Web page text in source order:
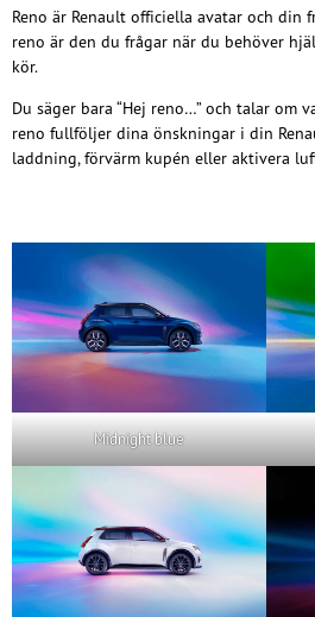
Reno är Renault officiella avatar och din
reno är den du frågar när du behöver
kör.
Du säger bara “Hej reno…” och talar om
reno fullföljer dina önskningar i din
laddning, förvärm kupén eller aktivera
Midnight blue